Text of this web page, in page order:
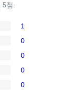
5점.
1
0
0
0
0